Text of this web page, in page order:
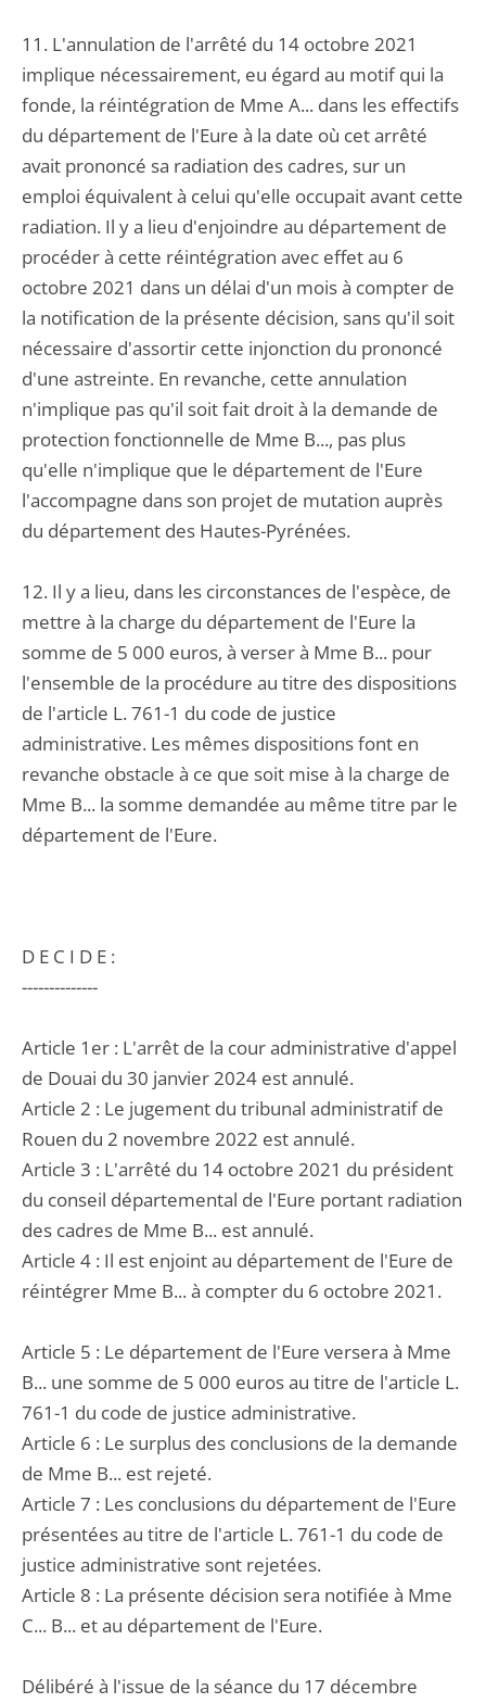
11. L'annulation de l'arrêté du 14 octobre 2021
implique nécessairement, eu égard au motif qui la
fonde, la réintégration de Mme A... dans les effectifs
du département de l'Eure à la date où cet arrêté
avait prononcé sa radiation des cadres, sur un
emploi équivalent à celui qu'elle occupait avant cette
radiation. Il y a lieu d'enjoindre au département de
procéder à cette réintégration avec effet au 6
octobre 2021 dans un délai d'un mois à compter de
la notification de la présente décision, sans qu'il soit
nécessaire d'assortir cette injonction du prononcé
d'une astreinte. En revanche, cette annulation
n'implique pas qu'il soit fait droit à la demande de
protection fonctionnelle de Mme B..., pas plus
qu'elle n'implique que le département de l'Eure
l'accompagne dans son projet de mutation auprès
du département des Hautes-Pyrénées.
12. Il y a lieu, dans les circonstances de l'espèce, de
mettre à la charge du département de l'Eure la
somme de 5 000 euros, à verser à Mme B... pour
l'ensemble de la procédure au titre des dispositions
de l'article L. 761-1 du code de justice
administrative. Les mêmes dispositions font en
revanche obstacle à ce que soit mise à la charge de
Mme B... la somme demandée au même titre par le
département de l'Eure.
D E C I D E :
--------------
Article 1er : L'arrêt de la cour administrative d'appel
de Douai du 30 janvier 2024 est annulé.
Article 2 : Le jugement du tribunal administratif de
Rouen du 2 novembre 2022 est annulé.
Article 3 : L'arrêté du 14 octobre 2021 du président
du conseil départemental de l'Eure portant radiation
des cadres de Mme B... est annulé.
Article 4 : Il est enjoint au département de l'Eure de
réintégrer Mme B... à compter du 6 octobre 2021.
Article 5 : Le département de l'Eure versera à Mme
B... une somme de 5 000 euros au titre de l'article L.
761-1 du code de justice administrative.
Article 6 : Le surplus des conclusions de la demande
de Mme B... est rejeté.
Article 7 : Les conclusions du département de l'Eure
présentées au titre de l'article L. 761-1 du code de
justice administrative sont rejetées.
Article 8 : La présente décision sera notifiée à Mme
C... B... et au département de l'Eure.
Délibéré à l'issue de la séance du 17 décembre